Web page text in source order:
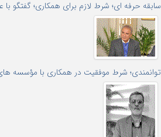
سابقه حرفه ای؛ شرط لازم برای همکاری؛ گفتگو با
توانمندی؛ شرط موفقیت در همکاری با مؤسسه های